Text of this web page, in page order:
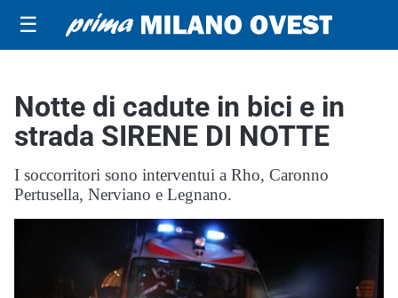
☰
Notte di cadute in bici e in
strada SIRENE DI NOTTE
I soccorritori sono interventui a Rho, Caronno
Pertusella, Nerviano e Legnano.